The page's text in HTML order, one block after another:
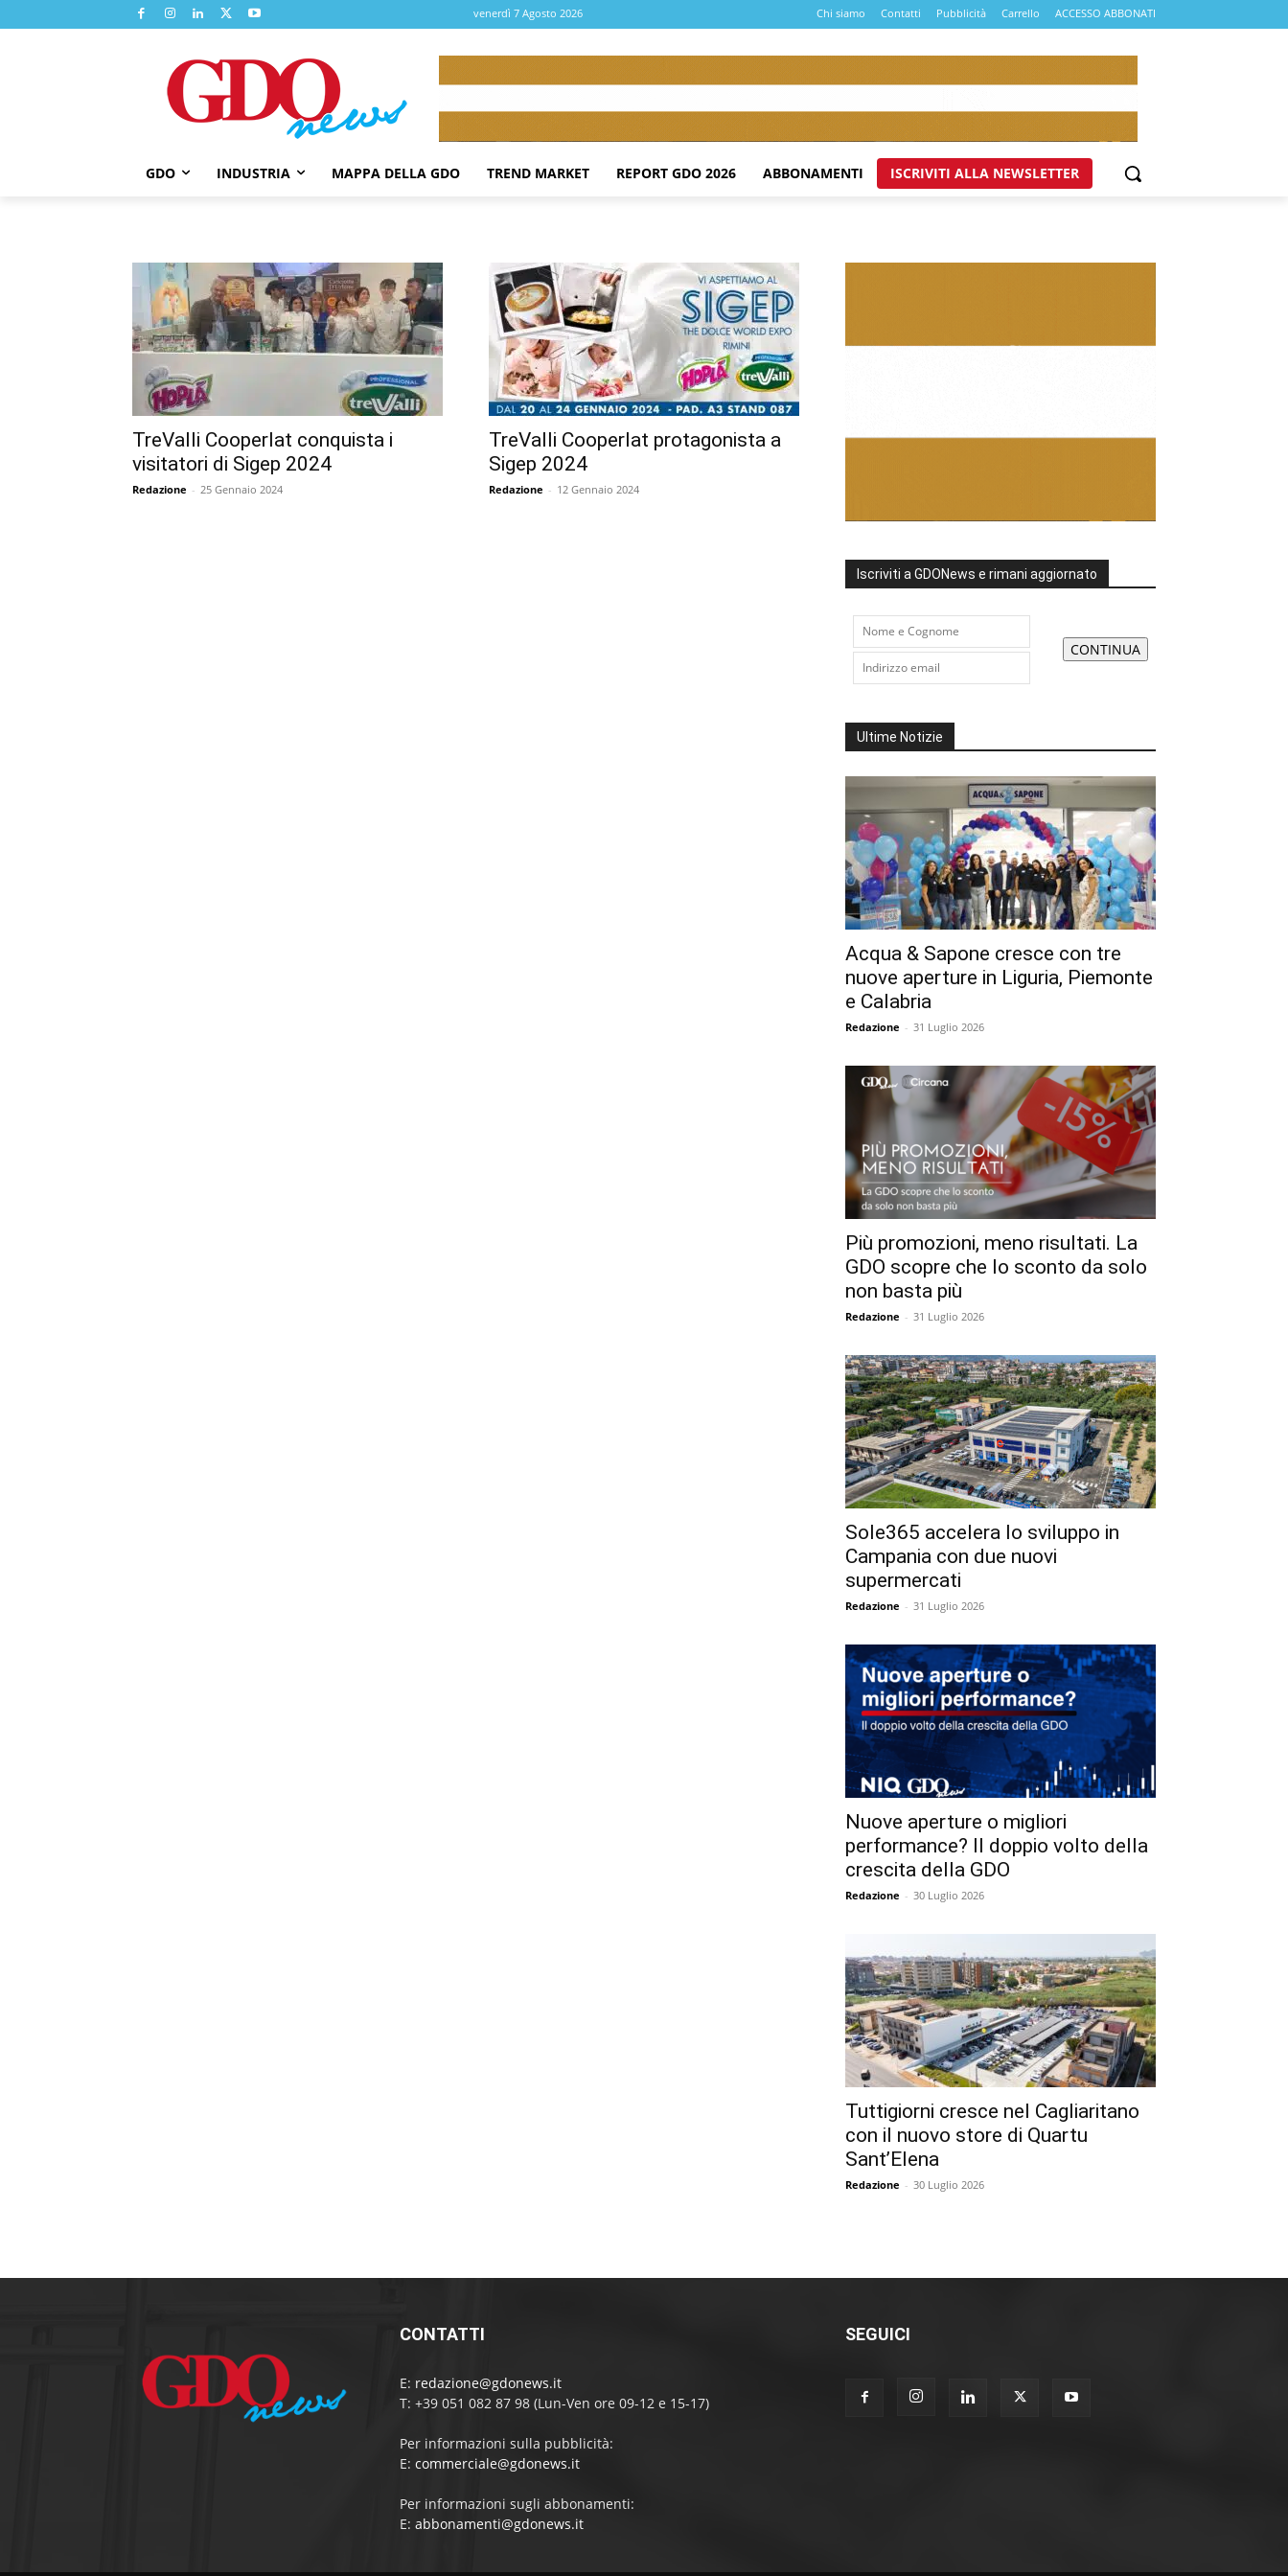
venerdì 7 Agosto 2026 Chi siamo Contatti Pubblicità Carrello ACCESSO ABBONATI
GDO INDUSTRIA MAPPA DELLA GDO TREND MARKET REPORT GDO 2026 ABBONAMENTI ISCRIVITI ALLA NEWSLETTER
TreValli Cooperlat conquista i
visitatori di Sigep 2024
Redazione - 25 Gennaio 2024
TreValli Cooperlat protagonista a
Sigep 2024
Redazione - 12 Gennaio 2024
Iscriviti a GDONews e rimani aggiornato
Ultime Notizie
Acqua & Sapone cresce con tre
nuove aperture in Liguria, Piemonte
e Calabria
Redazione - 31 Luglio 2026
Più promozioni, meno risultati. La
GDO scopre che lo sconto da solo
non basta più
Redazione - 31 Luglio 2026
Sole365 accelera lo sviluppo in
Campania con due nuovi
supermercati
Redazione - 31 Luglio 2026
Nuove aperture o migliori
performance? Il doppio volto della
crescita della GDO
Redazione - 30 Luglio 2026
Tuttigiorni cresce nel Cagliaritano
con il nuovo store di Quartu
Sant’Elena
Redazione - 30 Luglio 2026
CONTATTI
E: redazione@gdonews.it
T: +39 051 082 87 98 (Lun-Ven ore 09-12 e 15-17)
Per informazioni sulla pubblicità:
E: commerciale@gdonews.it
Per informazioni sugli abbonamenti:
E: abbonamenti@gdonews.it
SEGUICI